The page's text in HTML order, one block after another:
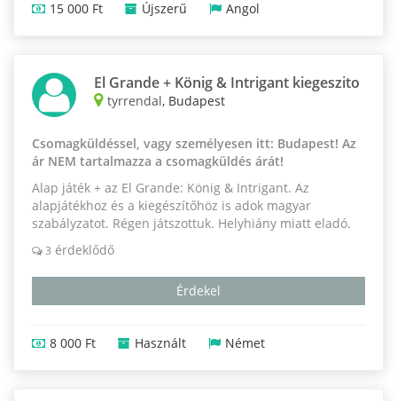
15 000 Ft Újszerű Angol
El Grande + König & Intrigant kiegeszito
tyrrendal, Budapest
Csomagküldéssel, vagy személyesen itt: Budapest! Az
ár NEM tartalmazza a csomagküldés árát!
Alap játék + az El Grande: König & Intrigant. Az
alapjátékhoz és a kiegészítőhöz is adok magyar
szabályzatot. Régen játszottuk. Helyhiány miatt eladó.
3 érdeklődő
Érdekel
8 000 Ft Használt Német